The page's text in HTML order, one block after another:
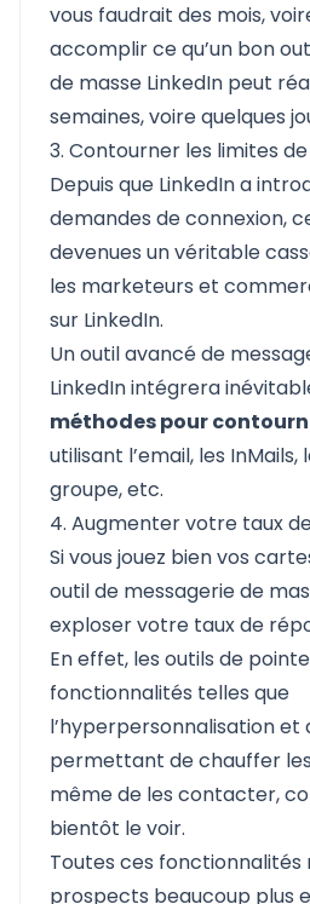
vous faudrait des mois,
accomplir ce qu’un bon
de masse LinkedIn peut
semaines, voire quelques
3. Contourner les limites
Depuis que LinkedIn a
demandes de connexion,
devenues un véritable
les marketeurs et
sur LinkedIn.
Un outil avancé de
LinkedIn intégrera
méthodes pour
utilisant l’email, les
groupe, etc.
4. Augmenter votre taux
Si vous jouez bien vos
outil de messagerie de
exploser votre taux de
En effet, les outils de
fonctionnalités telles que
l’hyperpersonnalisation et
permettant de chauffer
même de les contacter,
bientôt le voir.
Toutes ces fonctionnalités
prospects beaucoup plus